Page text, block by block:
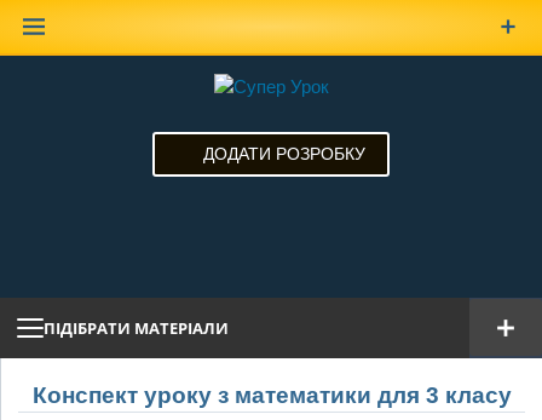
ДОДАТИ РОЗРОБКУ
ПІДІБРАТИ МАТЕРІАЛИ
Конспект уроку з математики для 3 класу